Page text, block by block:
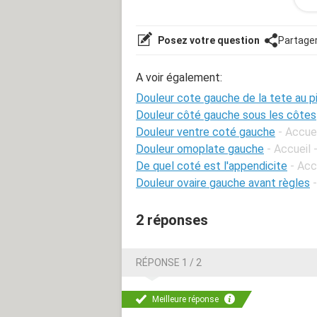
mêmes symptomes que moi qui
Posez votre question
A voir également:
Douleur cote gauche de la tete au
Douleur côté gauche sous les côtes
Douleur ventre coté gauche -
Douleur omoplate gauche - Accueil
De quel coté est l'appendicite -
Douleur ovaire gauche avant règles
2 réponses
RÉPONSE 1 / 2
Meilleure réponse